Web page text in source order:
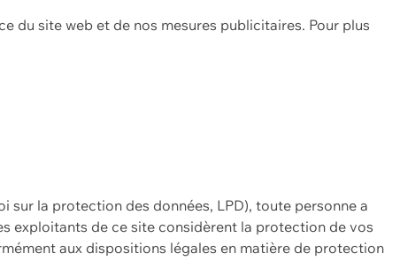
du site web et de nos mesures publicitaires. Pour plus
la protection des données, LPD), toute personne a
exploitants de ce site considèrent la protection de vos
aux dispositions légales en matière de protection